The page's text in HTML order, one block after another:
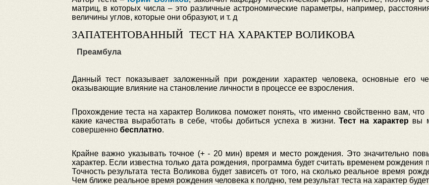
матриц, в которых числа – это различные астрономические параметры, например,
величины углов, которые они образуют, и т. д
ЗАПАТЕНТОВАННЫЙ ТЕСТ НА ХАРАКТЕР ВОЛИКОВА
Преамбула
Данный тест показывает заложенный при рождении характер человека, основные его
оказывающие влияние на становление личности в процессе ее взросления.
Прохождение теста на характер Воликова поможет понять, что именно свойственно вам,
какие качества выработать в себе, чтобы добиться успеха в жизни. Тест на характервы
совершенно бесплатно.
Крайне важно указывать точное (+ - 20 мин) время и место рождения. Это значительно
характер. Если известна только дата рождения, программа будет считать временем рождения
Точность результата теста Воликова будет зависеть от того, на сколько реальное время
Чем ближе реальное время рождения человека к полдню, тем результат теста на характер